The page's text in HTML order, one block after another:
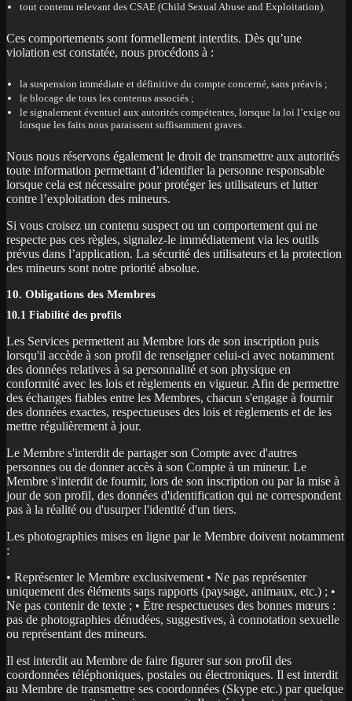
tout contenu relevant des CSAE (Child Sexual Abuse and Exploitation).
Ces comportements sont formellement interdits. Dès qu’une
violation est constatée, nous procédons à :
la suspension immédiate et définitive du compte concerné, sans préavis ;
le blocage de tous les contenus associés ;
le signalement éventuel aux autorités compétentes, lorsque la loi l’exige ou
lorsque les faits nous paraissent suffisamment graves.
Nous nous réservons également le droit de transmettre aux autorités
toute information permettant d’identifier la personne responsable
lorsque cela est nécessaire pour protéger les utilisateurs et lutter
contre l’exploitation des mineurs.
Si vous croisez un contenu suspect ou un comportement qui ne
respecte pas ces règles, signalez-le immédiatement via les outils
prévus dans l’application. La sécurité des utilisateurs et la protection
des mineurs sont notre priorité absolue.
10. Obligations des Membres
10.1 Fiabilité des profils
Les Services permettent au Membre lors de son inscription puis
lorsqu'il accède à son profil de renseigner celui-ci avec notamment
des données relatives à sa personnalité et son physique en
conformité avec les lois et règlements en vigueur. Afin de permettre
des échanges fiables entre les Membres, chacun s'engage à fournir
des données exactes, respectueuses des lois et règlements et de les
mettre régulièrement à jour.
Le Membre s'interdit de partager son Compte avec d'autres
personnes ou de donner accès à son Compte à un mineur. Le
Membre s'interdit de fournir, lors de son inscription ou par la mise à
jour de son profil, des données d'identification qui ne correspondent
pas à la réalité ou d'usurper l'identité d'un tiers.
Les photographies mises en ligne par le Membre doivent notamment
:
• Représenter le Membre exclusivement • Ne pas représenter
uniquement des éléments sans rapports (paysage, animaux, etc.) ; •
Ne pas contenir de texte ; • Être respectueuses des bonnes mœurs :
pas de photographies dénudées, suggestives, à connotation sexuelle
ou représentant des mineurs.
Il est interdit au Membre de faire figurer sur son profil des
coordonnées téléphoniques, postales ou électroniques. Il est interdit
au Membre de transmettre ses coordonnées (Skype etc.) par quelque